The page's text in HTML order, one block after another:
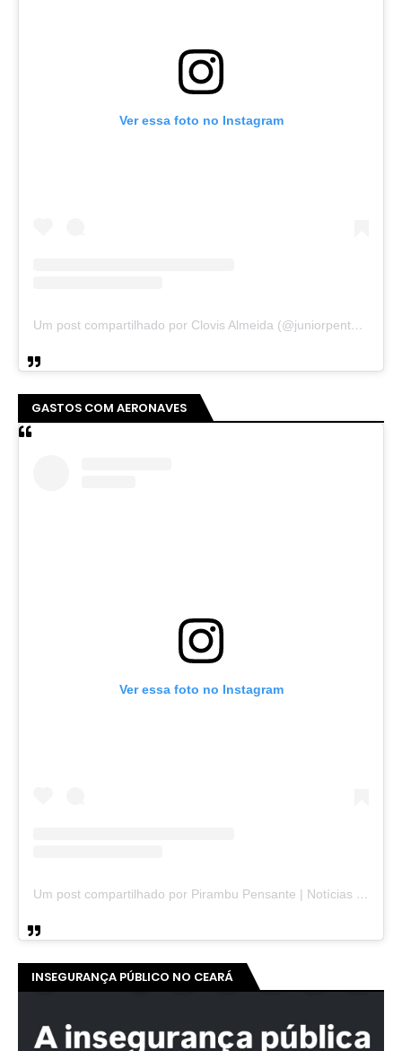
Ver essa foto no Instagram
Um post compartilhado por Clovis Almeida (@juniorpentecoste01)
GASTOS COM AERONAVES
Ver essa foto no Instagram
Um post compartilhado por Pirambu Pensante | Notícias & Entretenimento (@pirambupensante)
INSEGURANÇA PÚBLICO NO CEARÁ